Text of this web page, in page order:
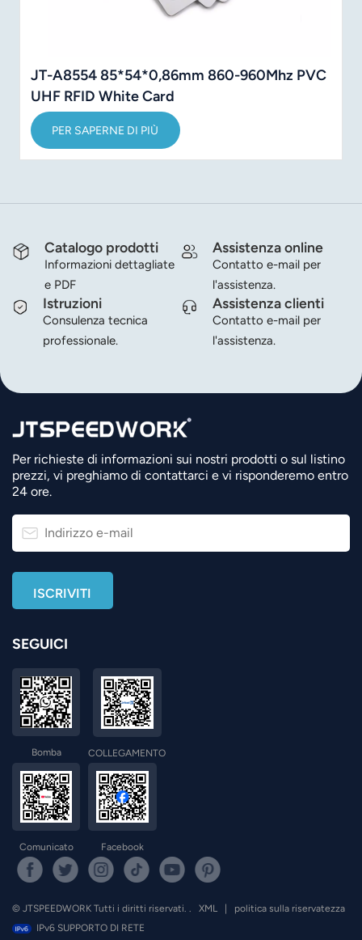
JT-A8554 85*54*0,86mm 860-960Mhz PVC
UHF RFID White Card
PER SAPERNE DI PIÙ
Catalogo prodotti
Informazioni dettagliate
e PDF
Assistenza online
Contatto e-mail per
l'assistenza.
Istruzioni
Consulenza tecnica
professionale.
Assistenza clienti
Contatto e-mail per
l'assistenza.
Per richieste di informazioni sui nostri prodotti o sul listino
prezzi, vi preghiamo di contattarci e vi risponderemo entro
24 ore.
SEGUICI
Bomba COLLEGAMENTO
Comunicato Facebook
© JTSPEEDWORK Tutti i diritti riservati. . XML
politica sulla riservatezza
IPv6 SUPPORTO DI RETE